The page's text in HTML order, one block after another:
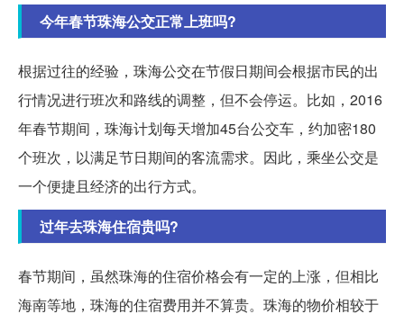
今年春节珠海公交正常上班吗?
根据过往的经验，珠海公交在节假日期间会根据市民的出
行情况进行班次和路线的调整，但不会停运。比如，2016
年春节期间，珠海计划每天增加45台公交车，约加密180
个班次，以满足节日期间的客流需求。因此，乘坐公交是
一个便捷且经济的出行方式。
过年去珠海住宿贵吗?
春节期间，虽然珠海的住宿价格会有一定的上涨，但相比
海南等地，珠海的住宿费用并不算贵。珠海的物价相较于